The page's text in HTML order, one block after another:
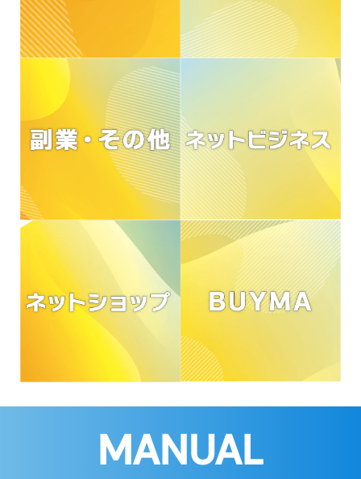
MANUAL